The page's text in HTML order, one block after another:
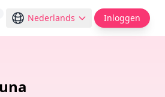
Nederlands Inloggen